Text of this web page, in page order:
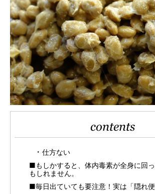
contents
仕方ない
■もしかすると、体内毒素が全身に回
もしれません。
■毎日出ていても要注意！実は「隠れ